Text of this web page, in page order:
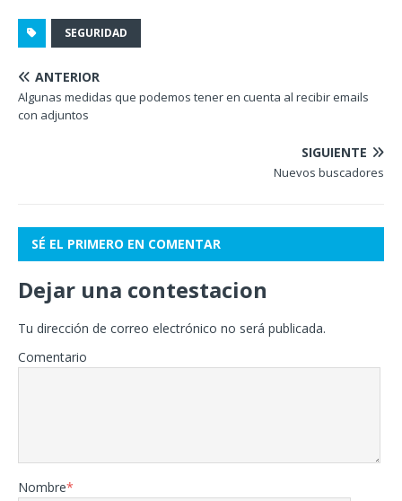
SEGURIDAD
ANTERIOR
Algunas medidas que podemos tener en cuenta al recibir emails
con adjuntos
SIGUIENTE
Nuevos buscadores
SÉ EL PRIMERO EN COMENTAR
Dejar una contestacion
Tu dirección de correo electrónico no será publicada.
Comentario
Nombre*